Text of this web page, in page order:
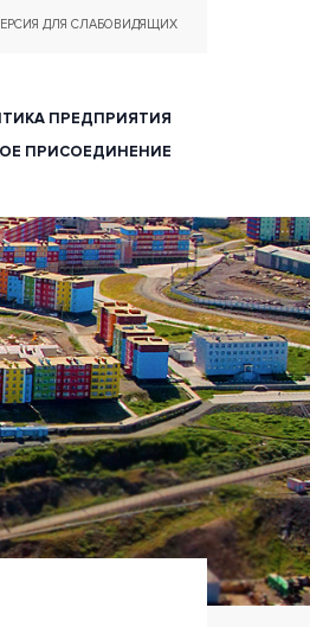
ПРЕДПРИЯТИЯ
ПРИСОЕДИНЕНИЕ
ДЛЯ СЛАБОВИДЯЩИХ